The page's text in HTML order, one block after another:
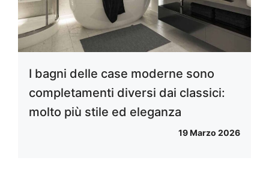
I bagni delle case moderne sono
completamenti diversi dai classici:
molto più stile ed eleganza
19 Marzo 2026